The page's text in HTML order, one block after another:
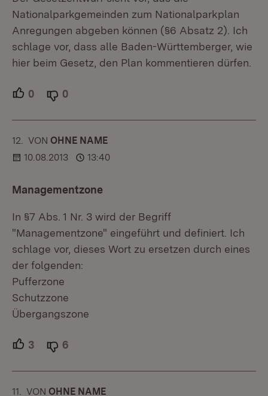
Nationalparkgemeinden zum Nationalparkplan
Anregungen abgeben können (§6 Absatz 2). Ich
schlage vor, dass alle Baden-Württemberger, wie
hier beim Gesetz, den Plan kommentieren dürfen.
0 Unterstützer.
0
12. KOMMENTAR
VON :OHNE NAME
10.08.2013
13:40
Managementzone
In §7 Abs. 1 Nr. 3 wird der Begriff
"Managementzone" eingeführt und definiert. Ich
schlage vor, dieses Wort zu ersetzen durch eines
der folgenden:
Pufferzone
Schutzzone
Übergangszone
3 Unterstützer.
6
11. KOMMENTAR
VON :OHNE NAME